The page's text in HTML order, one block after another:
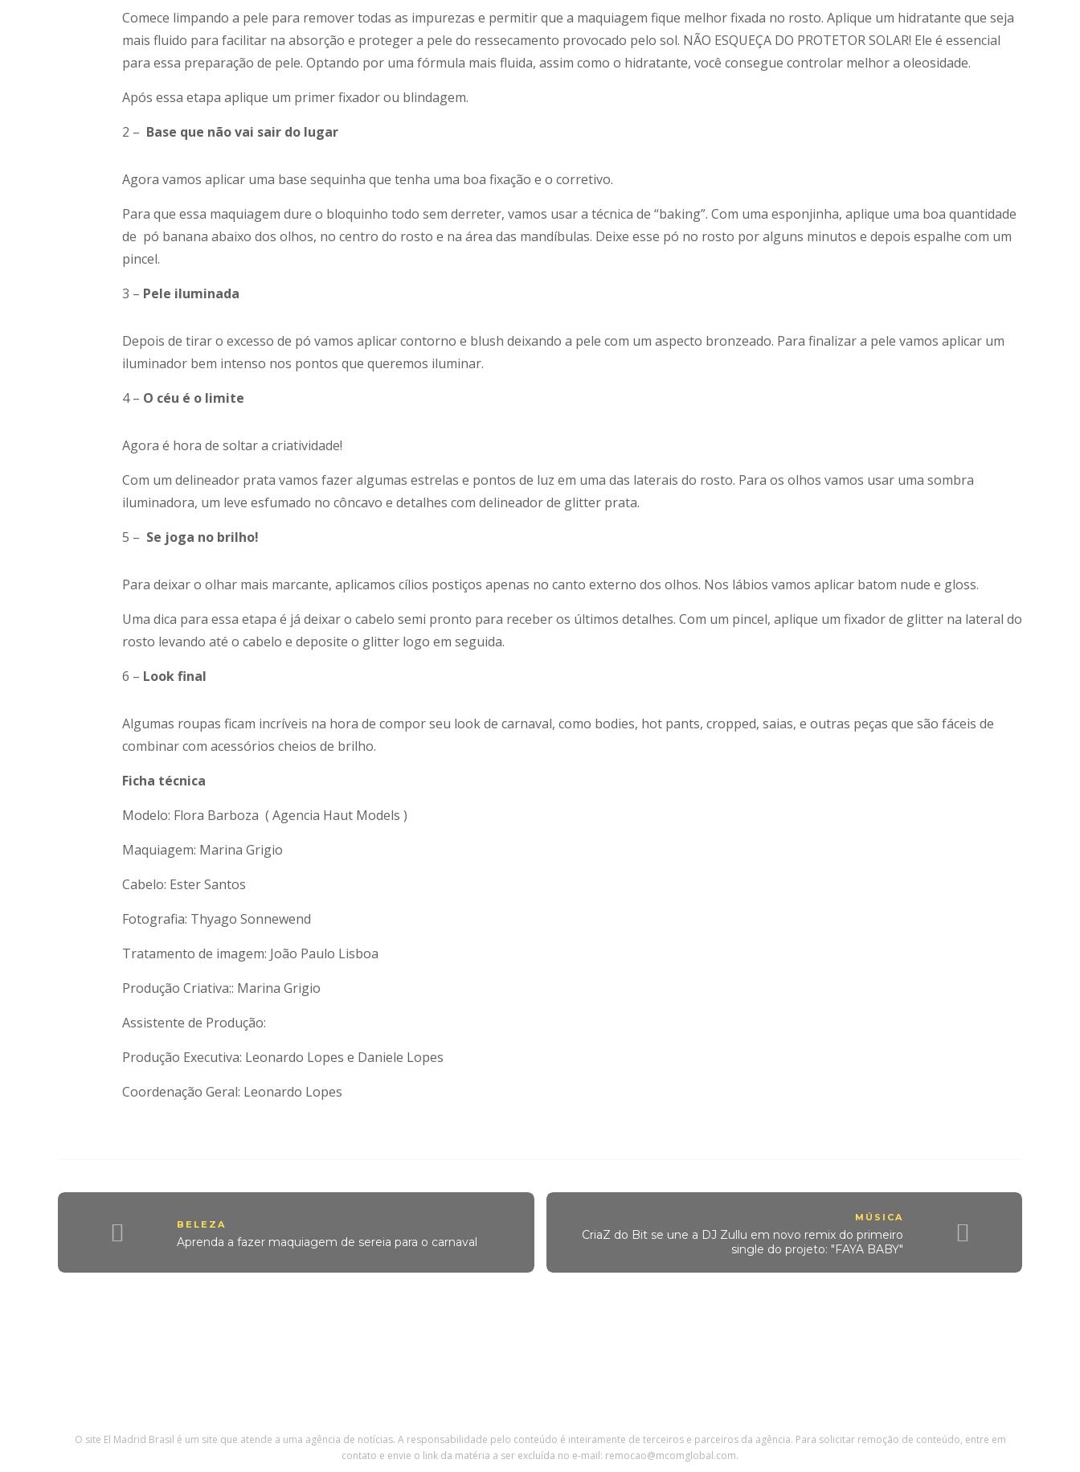
Comece limpando a pele para remover todas as impurezas e permitir que a maquiagem fique melhor fixada no rosto. Aplique um hidratante que seja
mais fluido para facilitar na absorção e proteger a pele do ressecamento provocado pelo sol. NÃO ESQUEÇA DO PROTETOR SOLAR! Ele é essencial
para essa preparação de pele. Optando por uma fórmula mais fluida, assim como o hidratante, você consegue controlar melhor a oleosidade.
Após essa etapa aplique um primer fixador ou blindagem.
2 – Base que não vai sair do lugar
Agora vamos aplicar uma base sequinha que tenha uma boa fixação e o corretivo.
Para que essa maquiagem dure o bloquinho todo sem derreter, vamos usar a técnica de “baking”. Com uma esponjinha, aplique uma boa quantidade
de pó banana abaixo dos olhos, no centro do rosto e na área das mandíbulas. Deixe esse pó no rosto por alguns minutos e depois espalhe com um
pincel.
3 – Pele iluminada
Depois de tirar o excesso de pó vamos aplicar contorno e blush deixando a pele com um aspecto bronzeado. Para finalizar a pele vamos aplicar um
iluminador bem intenso nos pontos que queremos iluminar.
4 – O céu é o limite
Agora é hora de soltar a criatividade!
Com um delineador prata vamos fazer algumas estrelas e pontos de luz em uma das laterais do rosto. Para os olhos vamos usar uma sombra
iluminadora, um leve esfumado no côncavo e detalhes com delineador de glitter prata.
5 – Se joga no brilho!
Para deixar o olhar mais marcante, aplicamos cílios postiços apenas no canto externo dos olhos. Nos lábios vamos aplicar batom nude e gloss.
Uma dica para essa etapa é já deixar o cabelo semi pronto para receber os últimos detalhes. Com um pincel, aplique um fixador de glitter na lateral do
rosto levando até o cabelo e deposite o glitter logo em seguida.
6 – Look final
Algumas roupas ficam incríveis na hora de compor seu look de carnaval, como bodies, hot pants, cropped, saias, e outras peças que são fáceis de
combinar com acessórios cheios de brilho.
Ficha técnica
Modelo: Flora Barboza ( Agencia Haut Models )
Maquiagem: Marina Grigio
Cabelo: Ester Santos
Fotografia: Thyago Sonnewend
Tratamento de imagem: João Paulo Lisboa
Produção Criativa:: Marina Grigio
Assistente de Produção:
Produção Executiva: Leonardo Lopes e Daniele Lopes
Coordenação Geral: Leonardo Lopes
BELEZA
Aprenda a fazer maquiagem de sereia para o carnaval
MÚSICA
CriaZ do Bit se une a DJ Zullu em novo remix do primeiro
single do projeto: "FAYA BABY"
O site El Madrid Brasil é um site que atende a uma agência de notícias. A responsabilidade pelo conteúdo é inteiramente de terceiros e parceiros da agência. Para solicitar remoção de conteúdo, entre em
contato e envie o link da matéria a ser excluída no e-mail: remocao@mcomglobal.com.